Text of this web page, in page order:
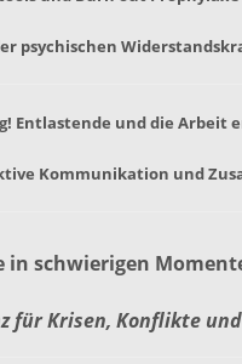
psychischen
Entlastende und die
Kommunikation und
in schwierigen
für Krisen, Konflikte